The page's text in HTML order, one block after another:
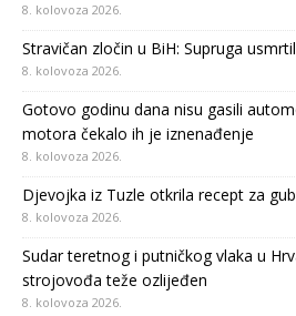
8. kolovoza 2026.
Stravičan zločin u BiH: Supruga
8. kolovoza 2026.
Gotovo godinu dana nisu gasili
motora čekalo ih je iznenađenje
8. kolovoza 2026.
Djevojka iz Tuzle otkrila recept za
8. kolovoza 2026.
Sudar teretnog i putničkog vlaka u
strojovođa teže ozlijeđen
8. kolovoza 2026.